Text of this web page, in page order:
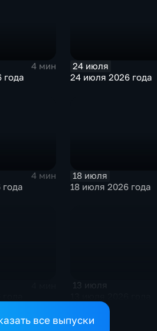
4 мин
года
24 июля
24 июля 2026 года
4 мин
18 июля
18 июля 2026 года
13 июля
все выпуски